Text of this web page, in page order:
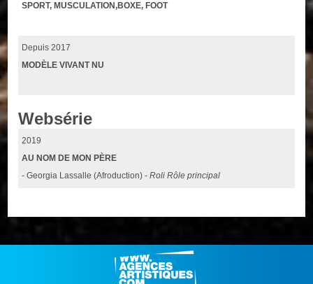
SPORT, MUSCULATION,BOXE, FOOT
Depuis 2017
MODÈLE VIVANT NU
Websérie
2019
AU NOM DE MON PÈRE
- Georgia Lassalle (Afroduction) -Roli Rôle principal